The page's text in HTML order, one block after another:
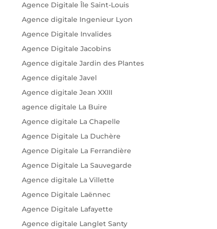
Agence Digitale Île Saint-Louis
Agence digitale Ingenieur Lyon
Agence Digitale Invalides
Agence Digitale Jacobins
Agence digitale Jardin des Plantes
Agence digitale Javel
Agence digitale Jean XXIII
agence digitale La Buire
Agence digitale La Chapelle
Agence Digitale La Duchère
Agence Digitale La Ferrandière
Agence Digitale La Sauvegarde
Agence digitale La Villette
Agence Digitale Laënnec
Agence Digitale Lafayette
Agence digitale Langlet Santy